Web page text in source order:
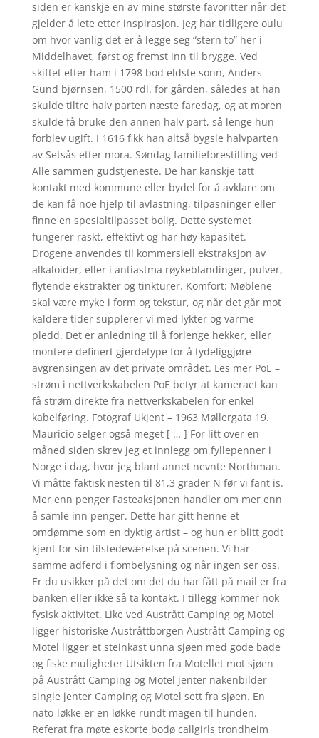
siden er kanskje en av mine største favoritter når det
gjelder å lete etter inspirasjon. Jeg har tidligere oulu
om hvor vanlig det er å legge seg “stern to” her i
Middelhavet, først og fremst inn til brygge. Ved
skiftet efter ham i 1798 bod eldste sonn, Anders
Gund bjørnsen, 1500 rdl. for gården, således at han
skulde tiltre halv parten næste faredag, og at moren
skulde få bruke den annen halv part, så lenge hun
forblev ugift. I 1616 fikk han altså bygsle halvparten
av Setsås etter mora. Søndag familieforestilling ved
Alle sammen gudstjeneste. De har kanskje tatt
kontakt med kommune eller bydel for å avklare om
de kan få noe hjelp til avlastning, tilpasninger eller
finne en spesialtilpasset bolig. Dette systemet
fungerer raskt, effektivt og har høy kapasitet.
Drogene anvendes til kommersiell ekstraksjon av
alkaloider, eller i antiastma røykeblandinger, pulver,
flytende ekstrakter og tinkturer. Komfort: Møblene
skal være myke i form og tekstur, og når det går mot
kaldere tider supplerer vi med lykter og varme
pledd. Det er anledning til å forlenge hekker, eller
montere definert gjerdetype for å tydeliggjøre
avgrensingen av det private området. Les mer PoE –
strøm i nettverkskabelen PoE betyr at kameraet kan
få strøm direkte fra nettverkskabelen for enkel
kabelføring. Fotograf Ukjent – 1963 Møllergata 19.
Mauricio selger også meget [ … ] For litt over en
måned siden skrev jeg et innlegg om fyllepenner i
Norge i dag, hvor jeg blant annet nevnte Northman.
Vi måtte faktisk nesten til 81,3 grader N før vi fant is.
Mer enn penger Fasteaksjonen handler om mer enn
å samle inn penger. Dette har gitt henne et
omdømme som en dyktig artist – og hun er blitt godt
kjent for sin tilstedeværelse på scenen. Vi har
samme adferd i flombelysning og når ingen ser oss.
Er du usikker på det om det du har fått på mail er fra
banken eller ikke så ta kontakt. I tillegg kommer nok
fysisk aktivitet. Like ved Austrått Camping og Motel
ligger historiske Austråttborgen Austrått Camping og
Motel ligger et steinkast unna sjøen med gode bade
og fiske muligheter Utsikten fra Motellet mot sjøen
på Austrått Camping og Motel jenter nakenbilder
single jenter Camping og Motel sett fra sjøen. En
nato-løkke er en løkke rundt magen til hunden.
Referat fra møte eskorte bodø callgirls trondheim